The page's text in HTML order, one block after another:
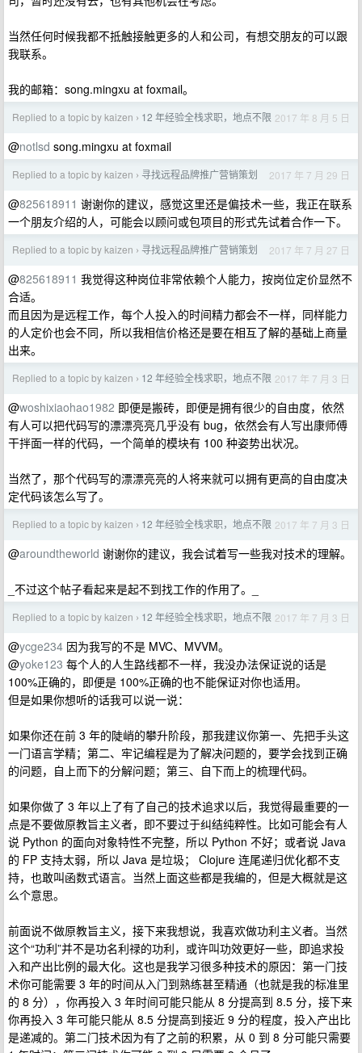
当然任何时候我都不抵触接触更多的人和公司，有想交朋友的可以跟
我联系。
我的邮箱：song.mingxu at foxmail。
Replied to a topic by kaizen › 12 年经验全栈求职，地点不限 2017 年 8 月 5 日
@notlsd song.mingxu at foxmail
Replied to a topic by kaizen › 寻找远程品牌推广营销策划 2017 年 7 月 29 日
@825618911 谢谢你的建议，感觉这里还是偏技术一些，我正在联系
一个朋友介绍的人，可能会以顾问或包项目的形式先试着合作一下。
Replied to a topic by kaizen › 寻找远程品牌推广营销策划 2017 年 7 月 27 日
@825618911 我觉得这种岗位非常依赖个人能力，按岗位定价显然不
合适。
而且因为是远程工作，每个人投入的时间精力都会不一样，同样能力
的人定价也会不同，所以我相信价格还是要在相互了解的基础上商量
出来。
Replied to a topic by kaizen › 12 年经验全栈求职，地点不限 2017 年 7 月 3 日
@woshixiaohao1982 即便是搬砖，即便是拥有很少的自由度，依然
有人可以把代码写的漂漂亮亮几乎没有 bug，依然会有人写出康师傅
干拌面一样的代码，一个简单的模块有 100 种姿势出状况。
当然了，那个代码写的漂漂亮亮的人将来就可以拥有更高的自由度决
定代码该怎么写了。
Replied to a topic by kaizen › 12 年经验全栈求职，地点不限 2017 年 7 月 3 日
@aroundtheworld 谢谢你的建议，我会试着写一些我对技术的理解。
_不过这个帖子看起来是起不到找工作的作用了。_
Replied to a topic by kaizen › 12 年经验全栈求职，地点不限 2017 年 7 月 3 日
@ycge234 因为我写的不是 MVC、MVVM。
@yoke123 每个人的人生路线都不一样，我没办法保证说的话是
100%正确的，即便是 100%正确的也不能保证对你也适用。
但是如果你想听的话我可以说一说：
如果你还在前 3 年的陡峭的攀升阶段，那我建议你第一、先把手头这
一门语言学精；第二、牢记编程是为了解决问题的，要学会找到正确
的问题，自上而下的分解问题；第三、自下而上的梳理代码。
如果你做了 3 年以上了有了自己的技术追求以后，我觉得最重要的一
点是不要做原教旨主义者，即不要过于纠结纯粹性。比如可能会有人
说 Python 的面向对象特性不完整，所以 Python 不好；或者说 Java
的 FP 支持太弱，所以 Java 是垃圾； Clojure 连尾递归优化都不支
持，也敢叫函数式语言。当然上面这些都是我编的，但是大概就是这
么个意思。
前面说不做原教旨主义，接下来我想说，我喜欢做功利主义者。当然
这个“功利”并不是功名利禄的功利，或许叫功效更好一些，即追求投
入和产出比例的最大化。这也是我学习很多种技术的原因：第一门技
术你可能需要 3 年的时间从入门到熟练甚至精通（也就是我的标准里
的 8 分），你再投入 3 年时间可能只能从 8 分提高到 8.5 分，接下来
你再投入 3 年可能只能从 8.5 分提高到接近 9 分的程度，投入产出比
是递减的。第二门技术因为有了之前的积累，从 0 到 8 分可能只需要